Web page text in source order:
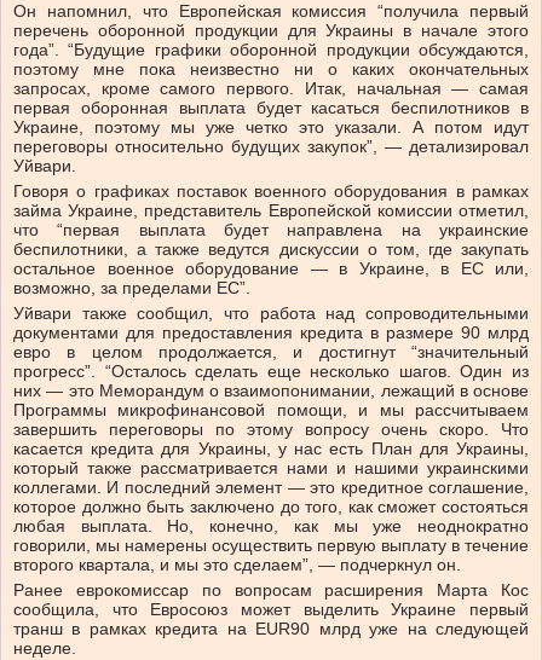
Он напомнил, что Европейская комиссия “получила первый
перечень оборонной продукции для Украины в начале этого
года”. “Будущие графики оборонной продукции обсуждаются,
поэтому мне пока неизвестно ни о каких окончательных
запросах, кроме самого первого. Итак, начальная — самая
первая оборонная выплата будет касаться беспилотников в
Украине, поэтому мы уже четко это указали. А потом идут
переговоры относительно будущих закупок”, — детализировал
Уйвари.
Говоря о графиках поставок военного оборудования в рамках
займа Украине, представитель Европейской комиссии отметил,
что “первая выплата будет направлена на украинские
беспилотники, а также ведутся дискуссии о том, где закупать
остальное военное оборудование — в Украине, в ЕС или,
возможно, за пределами ЕС”.
Уйвари также сообщил, что работа над сопроводительными
документами для предоставления кредита в размере 90 млрд
евро в целом продолжается, и достигнут “значительный
прогресс”. “Осталось сделать еще несколько шагов. Один из
них — это Меморандум о взаимопонимании, лежащий в основе
Программы микрофинансовой помощи, и мы рассчитываем
завершить переговоры по этому вопросу очень скоро. Что
касается кредита для Украины, у нас есть План для Украины,
который также рассматривается нами и нашими украинскими
коллегами. И последний элемент — это кредитное соглашение,
которое должно быть заключено до того, как сможет состояться
любая выплата. Но, конечно, как мы уже неоднократно
говорили, мы намерены осуществить первую выплату в течение
второго квартала, и мы это сделаем”, — подчеркнул он.
Ранее еврокомиссар по вопросам расширения Марта Кос
сообщила, что Евросоюз может выделить Украине первый
транш в рамках кредита на EUR90 млрд уже на следующей
неделе.